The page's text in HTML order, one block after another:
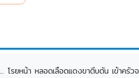
โรยหน้า หลอดเลือดแดงขาตีบตัน เข้าค